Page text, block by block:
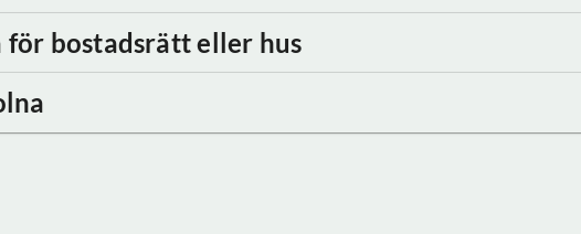
för bostadsrätt eller hus